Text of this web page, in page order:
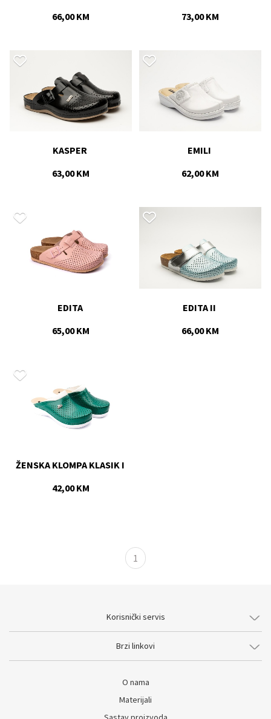
66,00 KM
73,00 KM
KASPER
63,00 KM
EMILI
62,00 KM
EDITA
65,00 KM
EDITA II
66,00 KM
ŽENSKA KLOMPA KLASIK I
42,00 KM
1
Korisnički servis
Brzi linkovi
O nama
Materijali